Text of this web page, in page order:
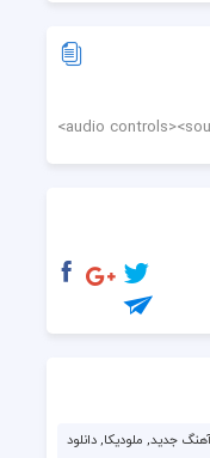
جدید, ملودیکا, دانلود